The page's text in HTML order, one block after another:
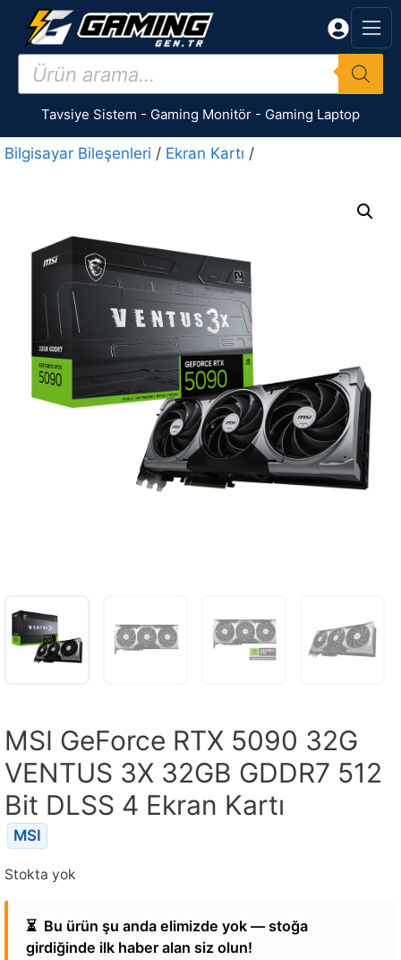
İçeriğe
Products
search
Tavsiye Sistem - Gaming Monitör - Gaming Laptop
Bilgisayar Bileşenleri / Ekran Kartı /
MSI GeForce RTX 5090 32G
VENTUS 3X 32GB GDDR7 512
Bit DLSS 4 Ekran Kartı
MSI
Stokta yok
⏳ Bu ürün şu anda elimizde yok — stoğa
girdiğinde ilk haber alan siz olun!